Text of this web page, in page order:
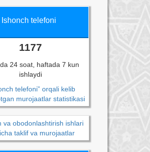
Ishonch telefoni
1177
24 soat, haftada 7 kun
ishlaydi
telefoni” orqali kelib
murojaatlar statistikasi
va obodonlashtirish ishlari
taklif va murojaatlar